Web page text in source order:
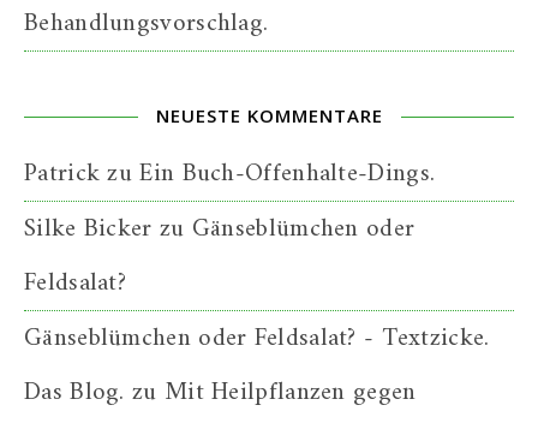
Behandlungsvorschlag.
NEUESTE KOMMENTARE
PatrickzuEin Buch-Offenhalte-Dings.
Silke Bickerzu Gänseblümchen oder
Feldsalat?
Gänseblümchen oder Feldsalat? - Textzicke.
Das Blog. zu Mit Heilpflanzen gegen